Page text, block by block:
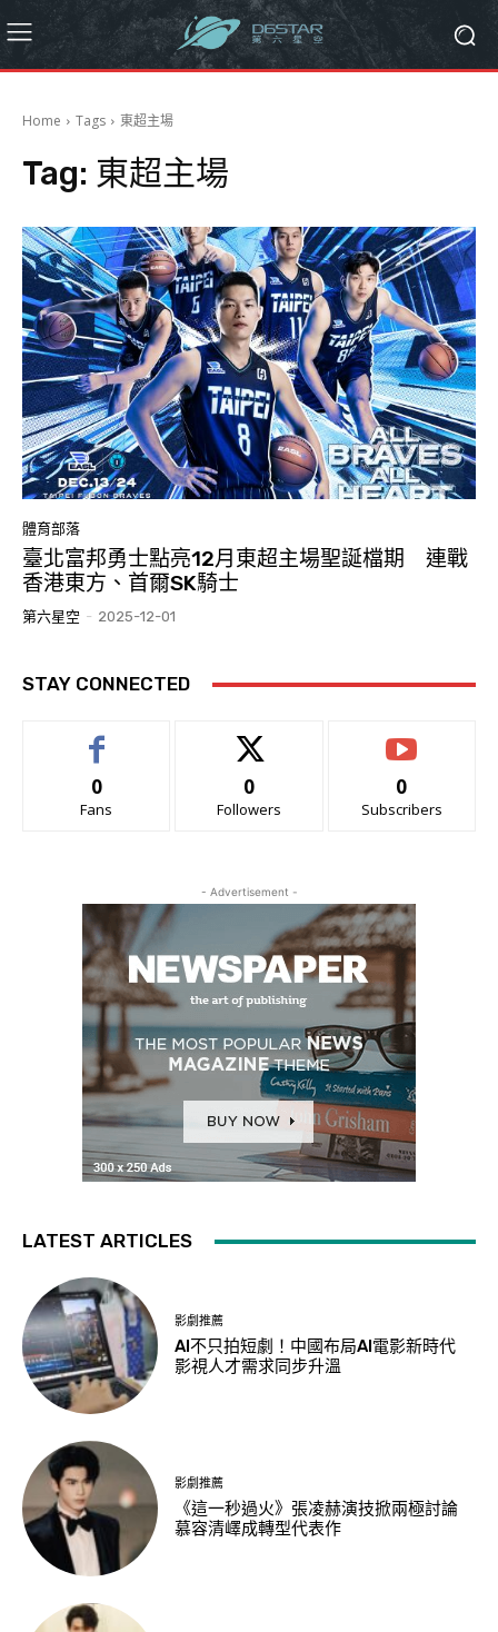
Home Tags 東超主場
Tag: 東超主場
體育部落
臺北富邦勇士點亮12月東超主場聖誕檔期 連戰
香港東方、首爾SK騎士
第六星空 - 2025-12-01
STAY CONNECTED
0
Fans
0
Followers
0
Subscribers
- Advertisement -
LATEST ARTICLES
影劇推薦
AI不只拍短劇！中國布局AI電影新時代
影視人才需求同步升溫
影劇推薦
《這一秒過火》張凌赫演技掀兩極討論
慕容清嶧成轉型代表作